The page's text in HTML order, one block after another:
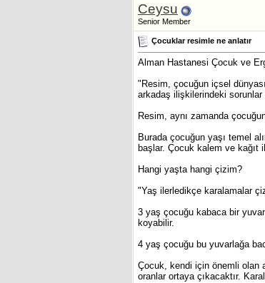
Ceysu
Senior Member
Çocuklar resimle ne anlatır
Alman Hastanesi Çocuk ve
"Resim, çocuğun içsel
arkadaş ilişkilerindeki sorunlar
Resim, aynı zamanda
Burada çocuğun yaşı temel
başlar. Çocuk kalem ve kağıt
Hangi yaşta hangi çizim?
"Yaş ilerledikçe karalamalar
3 yaş çocuğu kabaca bir
koyabilir.
4 yaş çocuğu bu yuvarlağa
Çocuk, kendi için önemli olan
oranlar ortaya çıkacaktır.